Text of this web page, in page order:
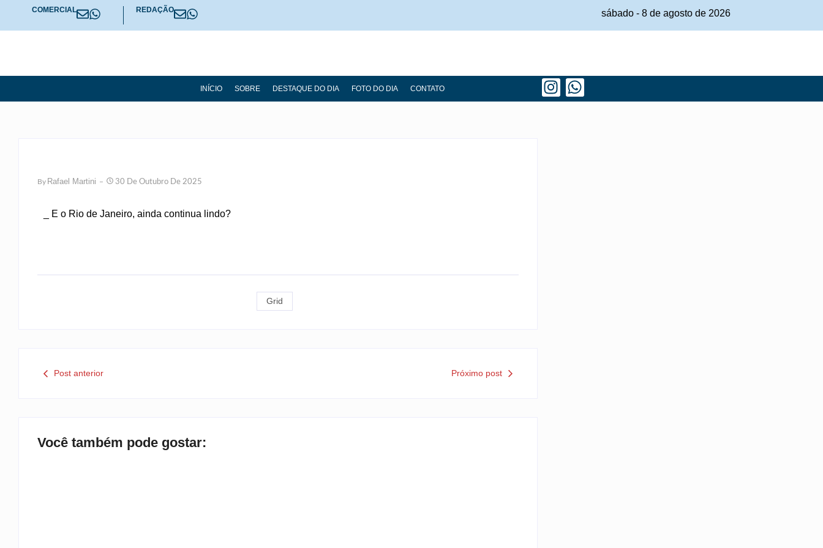
COMERCIAL REDAÇÃO sábado - 8 de agosto de 2026
INÍCIO SOBRE DESTAQUE DO DIA FOTO DO DIA CONTATO
By Rafael Martini 30 De Outubro De 2025
_ E o Rio de Janeiro, ainda continua lindo?
Grid
Post anterior Próximo post
Você também pode gostar: